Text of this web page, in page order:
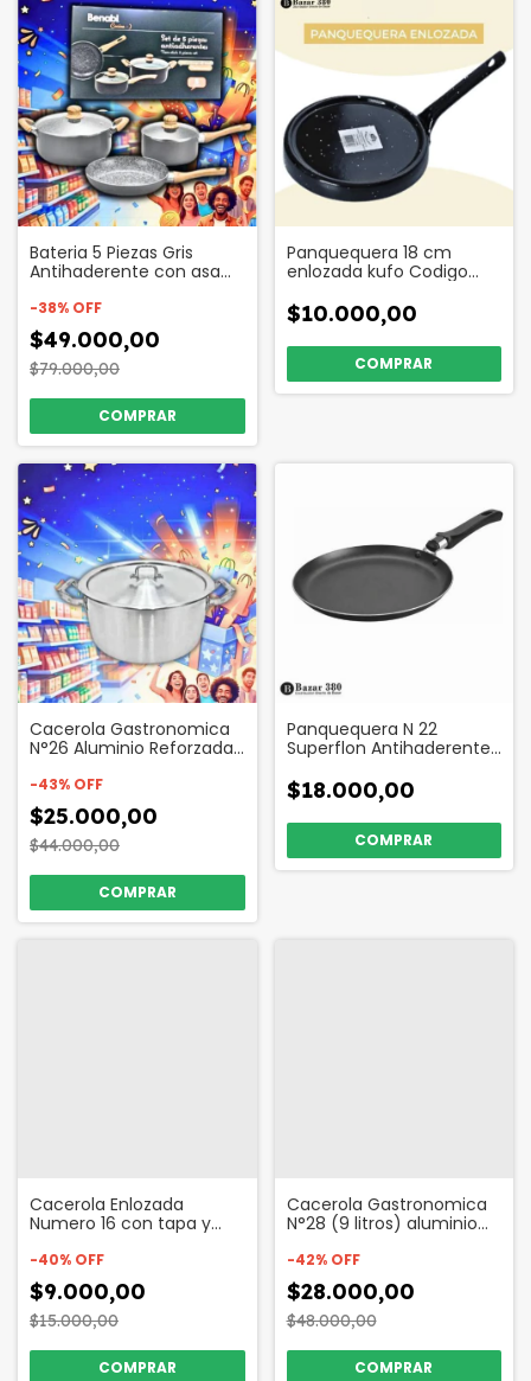
Bateria 5 Piezas Gris
Antihaderente con asa
49006
-38% OFF
$49.000,00
$79.000,00
Panquequera 18 cm
enlozada kufo Codigo
$10.000,00
Cacerola Gastronomica
N°26 Aluminio Reforzada
-43% OFF
$25.000,00
$44.000,00
Panquequera N 22
Superflon Antihaderente
$18.000,00
Cacerola Enlozada
Numero 16 con tapa y
-40% OFF
$9.000,00
$15.000,00
Cacerola Gastronomica
N°28 (9 litros) aluminio
-42% OFF
$28.000,00
$48.000,00